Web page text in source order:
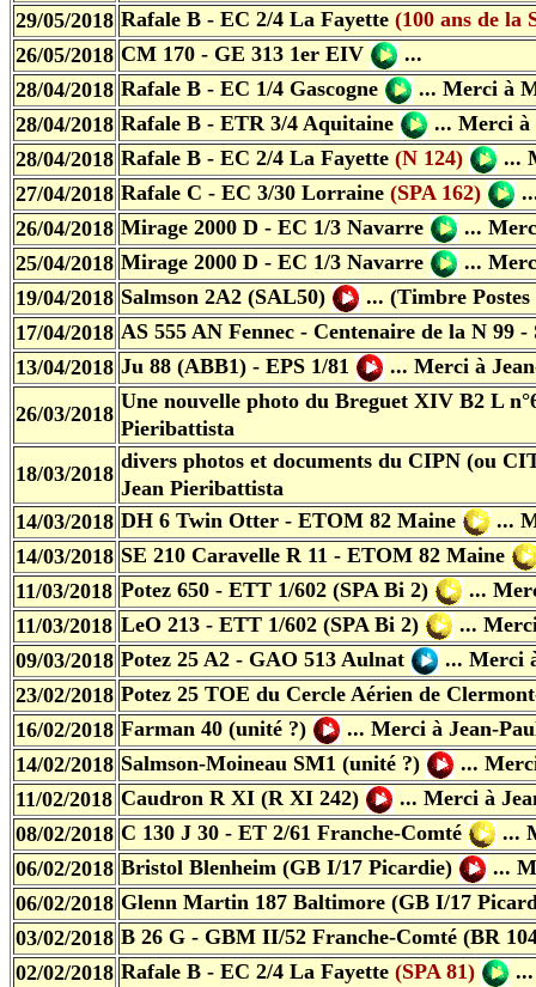
29/05/2018 Rafale B - EC 2/4 La Fayette (100 ans de la
26/05/2018 CM 170 - GE 313 1er EIV
...
28/04/2018 Rafale B - EC 1/4 Gascogne ... Merci à
28/04/2018 Rafale B - ETR 3/4 Aquitaine ... Merci à
28/04/2018 Rafale B - EC 2/4 La Fayette (N 124) ...
27/04/2018 Rafale C - EC 3/30 Lorraine (SPA 162)
26/04/2018 Mirage 2000 D - EC 1/3 Navarre ...
25/04/2018 Mirage 2000 D - EC 1/3 Navarre ...
19/04/2018 Salmson 2A2 (SAL50) ... (Timbre Postes
17/04/2018 AS 555 AN Fennec - Centenaire de la N 99 -
13/04/2018 Ju 88 (ABB1) - EPS 1/81 ... Merci à
26/03/2018
Une nouvelle photo du Breguet XIV B2 L
Pieribattista
18/03/2018
divers photos et documents du CIPN (ou
Jean Pieribattista
14/03/2018 DH 6 Twin Otter - ETOM 82 Maine ...
14/03/2018 SE 210 Caravelle R 11 - ETOM 82 Maine
11/03/2018 Potez 650 - ETT 1/602 (SPA Bi 2) ...
11/03/2018 LeO 213 - ETT 1/602 (SPA Bi 2) ...
09/03/2018 Potez 25 A2 - GAO 513 Aulnat ... Merci
23/02/2018 Potez 25 TOE du Cercle Aérien de
16/02/2018 Farman 40 (unité ?) ... Merci à Jean-
14/02/2018 Salmson-Moineau SM1 (unité ?) ...
11/02/2018 Caudron R XI (R XI 242) ... Merci à
08/02/2018 C 130 J 30 - ET 2/61 Franche-Comté ...
06/02/2018 Bristol Blenheim (GB I/17 Picardie) ...
06/02/2018 Glenn Martin 187 Baltimore (GB I/17
03/02/2018 B 26 G - GBM II/52 Franche-Comté (BR
02/02/2018 Rafale B - EC 2/4 La Fayette (SPA 81) ...